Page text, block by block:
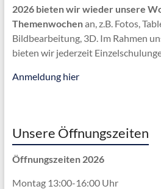
2026 bieten wir wieder unsere
Themenwochenan, z.B. Fotos,
Bildbearbeitung, 3D. Im Rahmen
bieten wir jederzeit
Anmeldung hier
Unsere Öffnungszeiten
Öffnungszeiten 2026
Montag 13:00-16:00 Uhr